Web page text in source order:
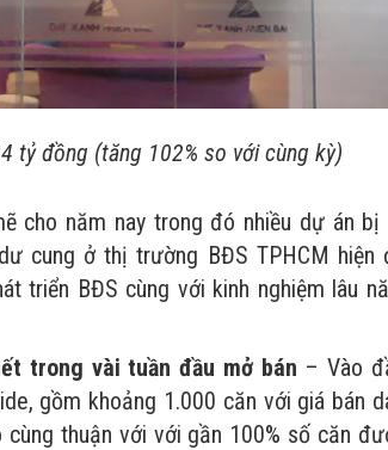
tỷ đồng (tăng 102% so với cùng kỳ)
cho năm nay trong đó nhiều dự án bị
cung ở thị trường BĐS TPHCM hiện
triển BĐS cùng với kinh nghiệm lâu
trong vài tuần đầu mở bán – Vào
gồm khoảng 1.000 căn với giá bán
thuận với với gần 100% số căn